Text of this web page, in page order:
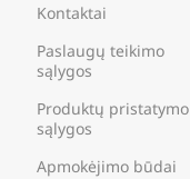
Kontaktai
Paslaugų teikimo
sąlygos
Produktų pristatymo
sąlygos
Apmokėjimo būdai